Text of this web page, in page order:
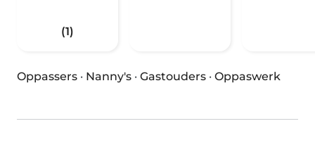
(1)
Oppassers · Nanny's · Gastouders · Oppaswerk